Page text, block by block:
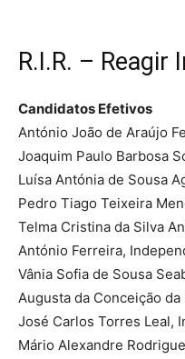
R.I.R. – Reagir
Candidatos Efetivos
António João de Araújo
Joaquim Paulo Barbosa
Luísa Antónia de Sousa
Pedro Tiago Teixeira
Telma Cristina da Silva
António Ferreira,
Vânia Sofia de Sousa
Augusta da Conceição
José Carlos Torres Leal,
Mário Alexandre